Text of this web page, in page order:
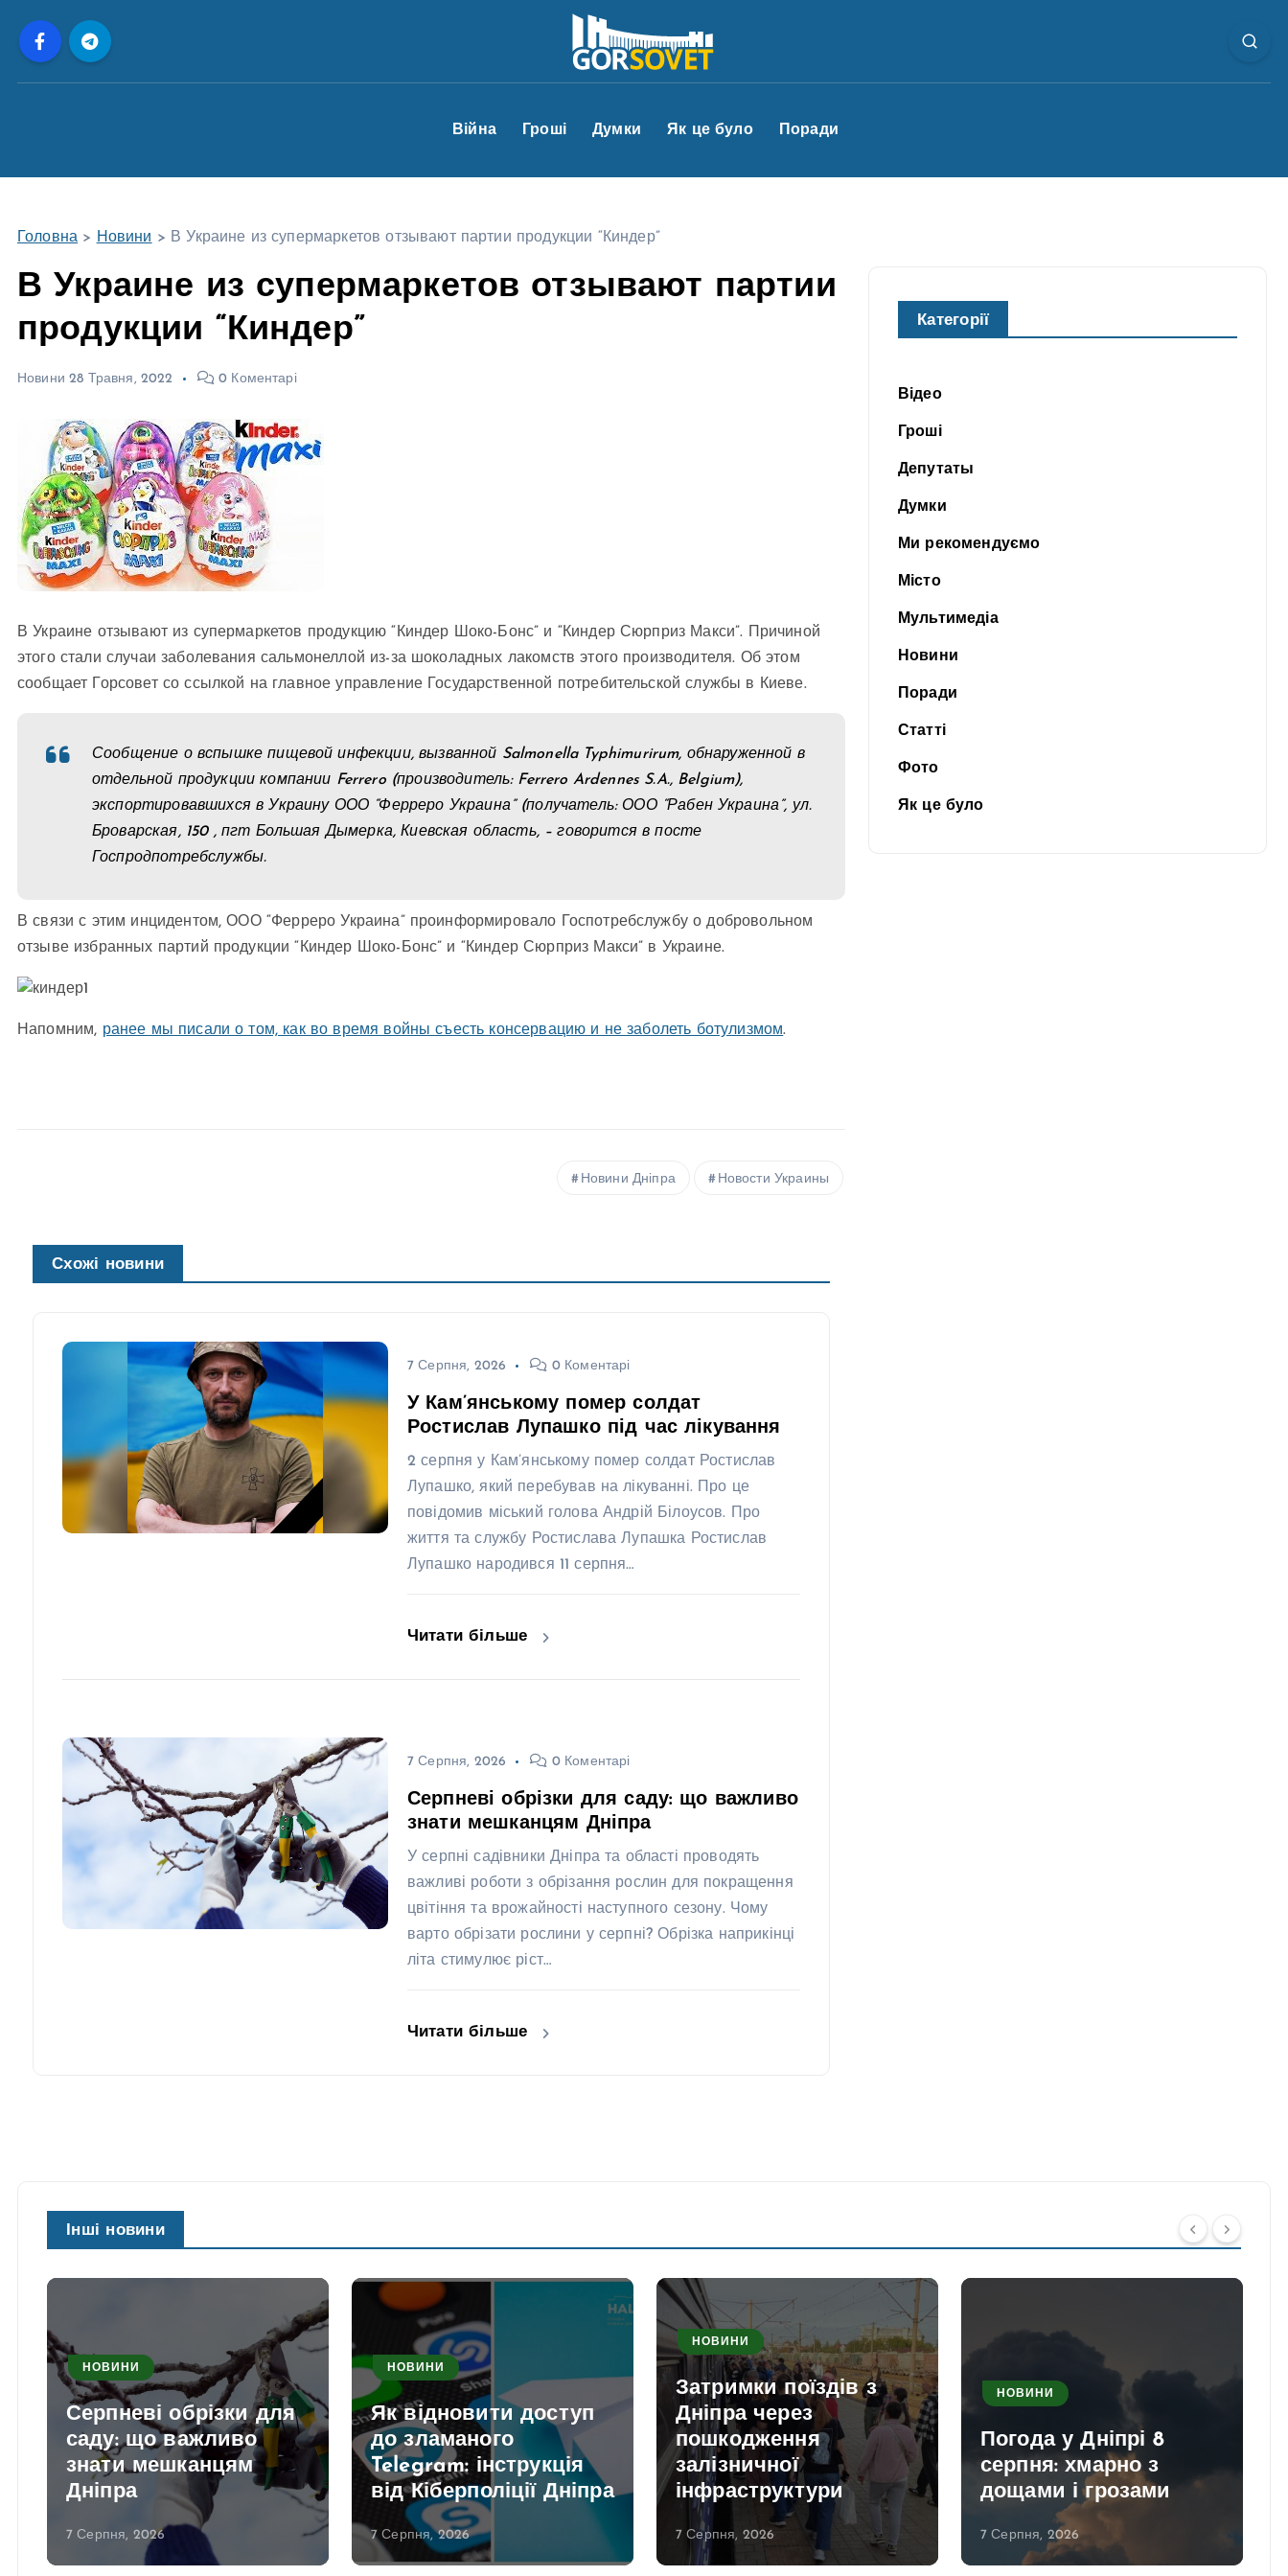
Війна Гроші Думки Як це було Поради
Головна > Новини > В Украине из супермаркетов отзывают партии продукции “Киндер”
В Украине из супермаркетов отзывают партии
продукции “Киндер”
Новини 28 Травня, 2022 0 Коментарі
В Украине отзывают из супермаркетов продукцию “Киндер Шоко-Бонс” и “Киндер Сюрприз Макси”. Причиной
этого стали случаи заболевания сальмонеллой из-за шоколадных лакомств этого производителя. Об этом
сообщает Горсовет со ссылкой на главное управление Государственной потребительской службы в Киеве.
Сообщение о вспышке пищевой инфекции, вызванной Salmonella Typhimurirum, обнаруженной в
отдельной продукции компании Ferrero (производитель: Ferrero Ardennes S.A., Belgium),
экспортировавшихся в Украину ООО “Ферреро Украина” (получатель: ООО “Рабен Украина”, ул.
Броварская, 150 , пгт Большая Дымерка, Киевская область, – говорится в посте
Госпродпотребслужбы.
В связи с этим инцидентом, ООО “Ферреро Украина” проинформировало Госпотребслужбу о добровольном
отзыве избранных партий продукции “Киндер Шоко-Бонс” и “Киндер Сюрприз Макси” в Украине.
Напомним, ранее мы писали о том, как во время войны съесть консервацию и не заболеть ботулизмом.
Новини Дніпра Новости Украины
Схожі новини
7 Серпня, 2026 0 Коментарі
У Кам’янському помер солдат
Ростислав Лупашко під час лікування
2 серпня у Кам’янському помер солдат Ростислав
Лупашко, який перебував на лікуванні. Про це
повідомив міський голова Андрій Білоусов. Про
життя та службу Ростислава Лупашка Ростислав
Лупашко народився 11 серпня…
Читати більше
7 Серпня, 2026 0 Коментарі
Серпневі обрізки для саду: що важливо
знати мешканцям Дніпра
У серпні садівники Дніпра та області проводять
важливі роботи з обрізання рослин для покращення
цвітіння та врожайності наступного сезону. Чому
варто обрізати рослини у серпні? Обрізка наприкінці
літа стимулює ріст…
Читати більше
Категорії
Відео
Гроші
Депутаты
Думки
Ми рекомендуємо
Місто
Мультимедіа
Новини
Поради
Статті
Фото
Як це було
Інші новини
НОВИНИ
Серпневі обрізки для
саду: що важливо
знати мешканцям
Дніпра
7 Серпня, 2026
НОВИНИ
Як відновити доступ
до зламаного
Telegram: інструкція
від Кіберполіції Дніпра
7 Серпня, 2026
НОВИНИ
Затримки поїздів з
Дніпра через
пошкодження
залізничної
інфраструктури
7 Серпня, 2026
НОВИНИ
Погода у Дніпрі 8
серпня: хмарно з
дощами і грозами
7 Серпня, 2026